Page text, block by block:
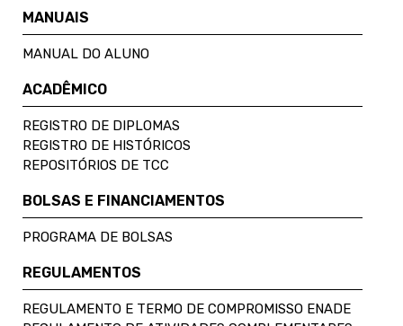
MANUAIS
MANUAL DO ALUNO
ACADÊMICO
REGISTRO DE DIPLOMAS
REGISTRO DE HISTÓRICOS
REPOSITÓRIOS DE TCC
BOLSAS E FINANCIAMENTOS
PROGRAMA DE BOLSAS
REGULAMENTOS
REGULAMENTO E TERMO DE COMPROMISSO ENADE